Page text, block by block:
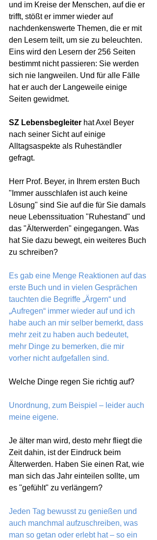
und im Kreise der Menschen, auf die er
trifft, stößt er immer wieder auf
nachdenkenswerte Themen, die er mit
den Lesern teilt, um sie zu beleuchten.
Eins wird den Lesern der 256 Seiten
bestimmt nicht passieren: Sie werden
sich nie langweilen. Und für alle Fälle
hat er auch der Langeweile einige
Seiten gewidmet.
SZ Lebensbegleiter hat Axel Beyer
nach seiner Sicht auf einige
Alltagsaspekte als Ruheständler
gefragt.
Herr Prof. Beyer, in Ihrem ersten Buch
"Immer ausschlafen ist auch keine
Lösung" sind Sie auf die für Sie damals
neue Lebenssituation "Ruhestand" und
das "Älterwerden" eingegangen. Was
hat Sie dazu bewegt, ein weiteres Buch
zu schreiben?
Es gab eine Menge Reaktionen auf das
erste Buch und in vielen Gesprächen
tauchten die Begriffe „Ärgern“ und
„Aufregen“ immer wieder auf und ich
habe auch an mir selber bemerkt, dass
mehr zeit zu haben auch bedeutet,
mehr Dinge zu bemerken, die mir
vorher nicht aufgefallen sind.
Welche Dinge regen Sie richtig auf?
Unordnung, zum Beispiel – leider auch
meine eigene.
Je älter man wird, desto mehr fliegt die
Zeit dahin, ist der Eindruck beim
Älterwerden. Haben Sie einen Rat, wie
man sich das Jahr einteilen sollte, um
es "gefühlt" zu verlängern?
Jeden Tag bewusst zu genießen und
auch manchmal aufzuschreiben, was
man so getan oder erlebt hat – so ein